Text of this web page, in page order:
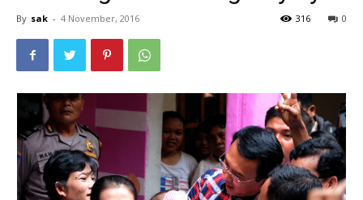
By sak - 4 November, 2016 0
316